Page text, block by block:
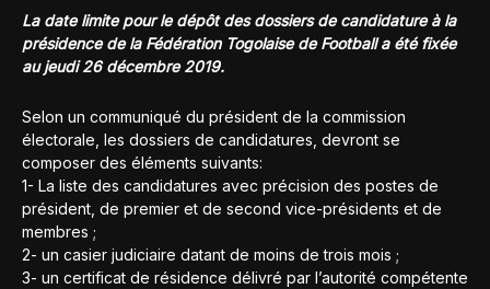
La date limite pour le dépôt des dossiers de candidature à la
présidence de la Fédération Togolaise de Football a été fixée
au jeudi 26 décembre 2019.
Selon un communiqué du président de la commission
électorale, les dossiers de candidatures, devront se
composer des éléments suivants:
1- La liste des candidatures avec précision des postes de
président, de premier et de second vice-présidents et de
membres ;
2- un casier judiciaire datant de moins de trois mois ;
3- un certificat de résidence délivré par l’autorité compétente